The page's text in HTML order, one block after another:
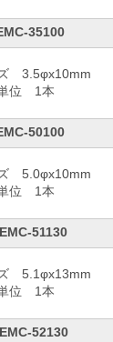
35100
3.5φx10mm
位 1本
50100
5.0φx10mm
位 1本
51130
5.1φx13mm
位 1本
52130